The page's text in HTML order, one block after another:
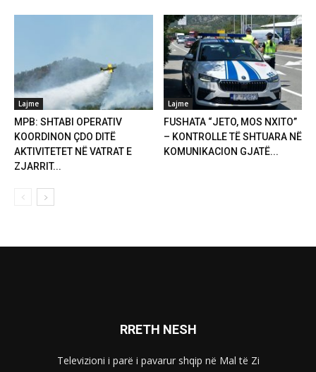
Lajme
MPB: SHTABI OPERATIV
KOORDINON ÇDO DITË
AKTIVITETET NË VATRAT E
ZJARRIT...
Lajme
FUSHATA “JETO, MOS NXITO”
– KONTROLLE TË SHTUARA NË
KOMUNIKACION GJATË...
RRETH NESH
Televizioni i parë i pavarur shqip në Mal të Zi